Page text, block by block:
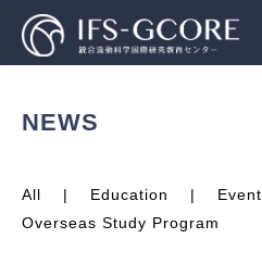
NEWS
All Education Event
Overseas Study Program